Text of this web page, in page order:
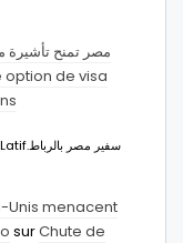
مصر تمنح
option de visa
Unis menacent
surChute de